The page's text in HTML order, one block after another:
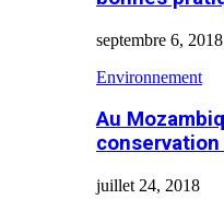
septembre 6, 2018
Environnement
Au
juillet 24, 2018